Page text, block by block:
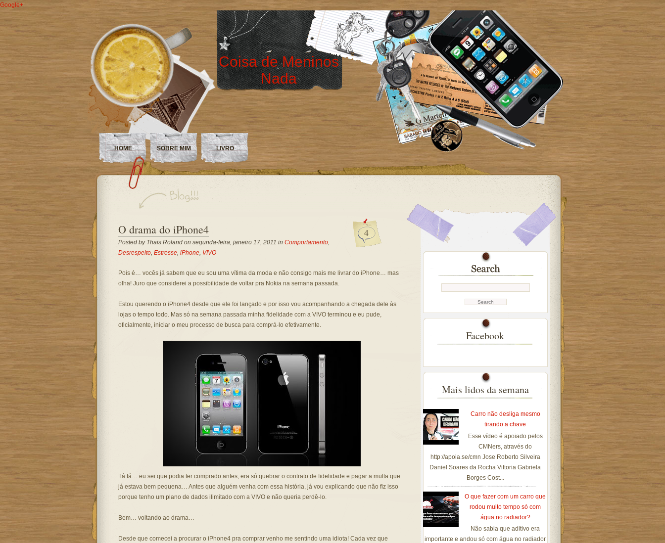
Google+
Coisa de Meninos
Nada
HOME SOBRE MIM LIVRO
4
O drama do iPhone4
Posted by Thais Rolandon segunda-feira, janeiro 17, 2011 in Comportamento,
Desrespeito, Estresse, iPhone, VIVO
Pois é… vocês já sabem que eu sou uma vítima da moda e não consigo mais me livrar do iPhone… mas
olha! Juro que considerei a possibilidade de voltar pra Nokia na semana passada.
Estou querendo o iPhone4 desde que ele foi lançado e por isso vou acompanhando a chegada dele às
lojas o tempo todo. Mas só na semana passada minha fidelidade com a VIVO terminou e eu pude,
oficialmente, iniciar o meu processo de busca para comprá-lo efetivamente.
Tá tá… eu sei que podia ter comprado antes, era só quebrar o contrato de fidelidade e pagar a multa que
já estava bem pequena… Antes que alguém venha com essa história, já vou explicando que não fiz isso
porque tenho um plano de dados ilimitado com a VIVO e não queria perdê-lo.
Bem… voltando ao drama…
Desde que comecei a procurar o iPhone4 pra comprar venho me sentindo uma idiota! Cada vez que
Facebook
Mais lidos da semana
Carro não desliga mesmo
tirando a chave
Esse vídeo é apoiado pelos
CMNers, através do
http://apoia.se/cmn Jose Roberto Silveira
Daniel Soares da Rocha Vittoria Gabriela
Borges Cost...
O que fazer com um carro que
rodou muito tempo só com
água no radiador?
Não sabia que aditivo era
importante e andou só com água no radiador